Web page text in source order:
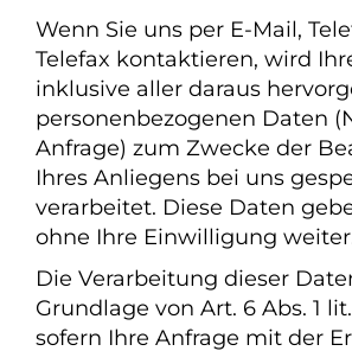
Wenn Sie uns per E-Mail,
Telefax kontaktieren, wird
inklusive aller daraus
personenbezogenen Daten
Anfrage) zum Zwecke der
Ihres Anliegens bei uns
verarbeitet. Diese Daten
ohne Ihre Einwilligung
Die Verarbeitung dieser
Grundlage von Art. 6 Abs. 1
sofern Ihre Anfrage mit der